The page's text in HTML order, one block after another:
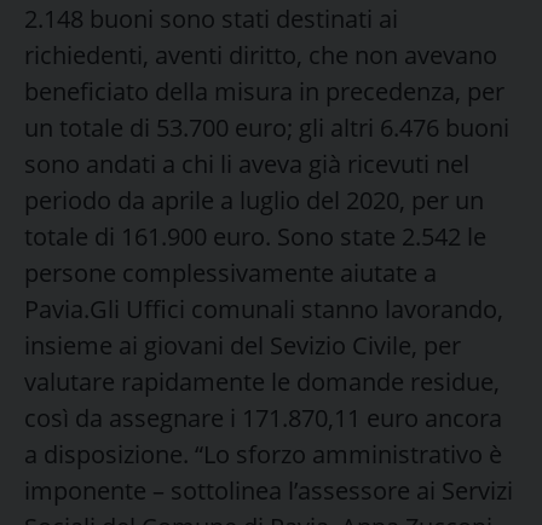
2.148 buoni sono stati destinati ai
richiedenti, aventi diritto, che non avevano
beneficiato della misura in precedenza, per
un totale di 53.700 euro; gli altri 6.476 buoni
sono andati a chi li aveva già ricevuti nel
periodo da aprile a luglio del 2020, per un
totale di 161.900 euro. Sono state 2.542 le
persone complessivamente aiutate a
Pavia.Gli Uffici comunali stanno lavorando,
insieme ai giovani del Sevizio Civile, per
valutare rapidamente le domande residue,
così da assegnare i 171.870,11 euro ancora
a disposizione. “Lo sforzo amministrativo è
imponente – sottolinea l’assessore ai Servizi